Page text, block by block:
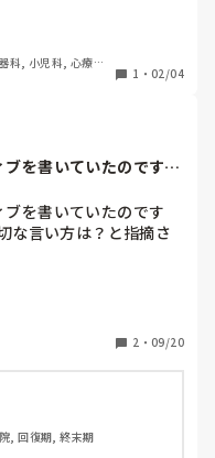
と外来のみです。でき
他の病院にもお話を聞
署にはいちされるか聞
。
てもよかったかなと迷
科, 小児科, 心療内
神経外科, NICU,
末期, オペ室, 透析,
1 ・ 02/04
を書いていたのです
を書いていたのです
な言い方は？と指摘さ
分たちもそのような書
。
2 ・ 09/20
, 回復期, 終末期